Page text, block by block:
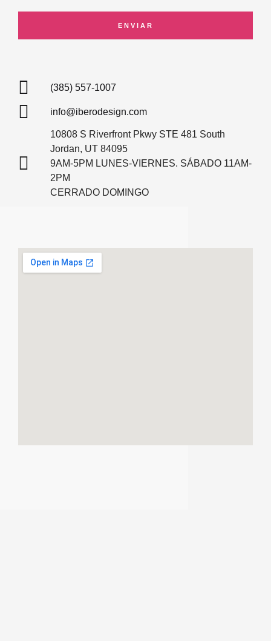
ENVIAR
(385) 557-1007
info@iberodesign.com
10808 S Riverfront Pkwy STE 481 South
Jordan, UT 84095
9AM-5PM LUNES-VIERNES. SÁBADO 11AM-
2PM
CERRADO DOMINGO